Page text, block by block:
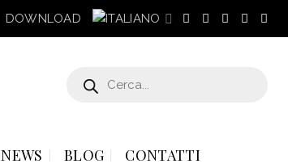
DOWNLOAD
search
NEWS BLOG CONTATTI